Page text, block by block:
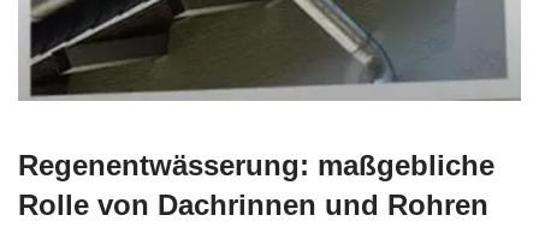
Regenentwässerung: maßgebliche
Rolle von Dachrinnen und Rohren